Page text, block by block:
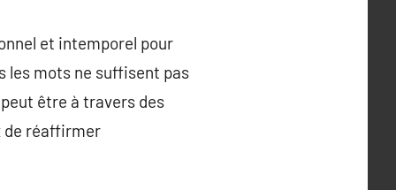
et intemporel pour
les mots ne suffisent pas
être à travers des
de réaffirmer